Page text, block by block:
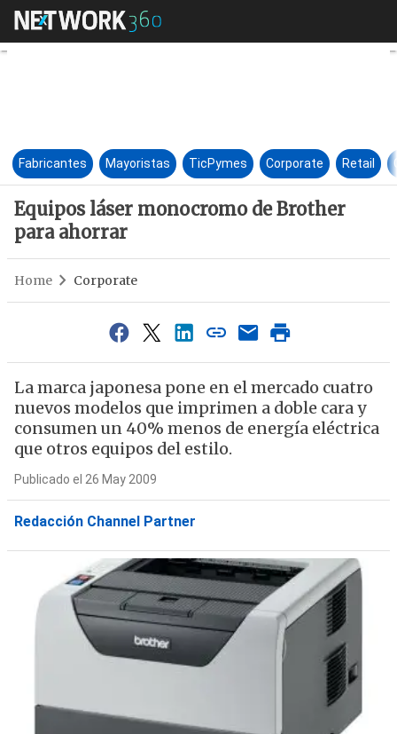
Equipos láser monocromo de
Fabricantes Mayoristas TicPymes Corporate Retail
Equipos láser monocromo de Brother
para ahorrar
Home Corporate
La marca japonesa pone en el mercado cuatro
nuevos modelos que imprimen a doble cara y
consumen un 40% menos de energía eléctrica
que otros equipos del estilo.
Publicado el 26 May 2009
Redacción Channel Partner